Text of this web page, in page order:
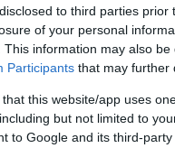
to third parties
of your personal
This information may also
Participants that may further
that this website/app uses
but not limited to
to Google and its third-
kezdetű
és a
hogy a
révén 25
erőszakos politika az